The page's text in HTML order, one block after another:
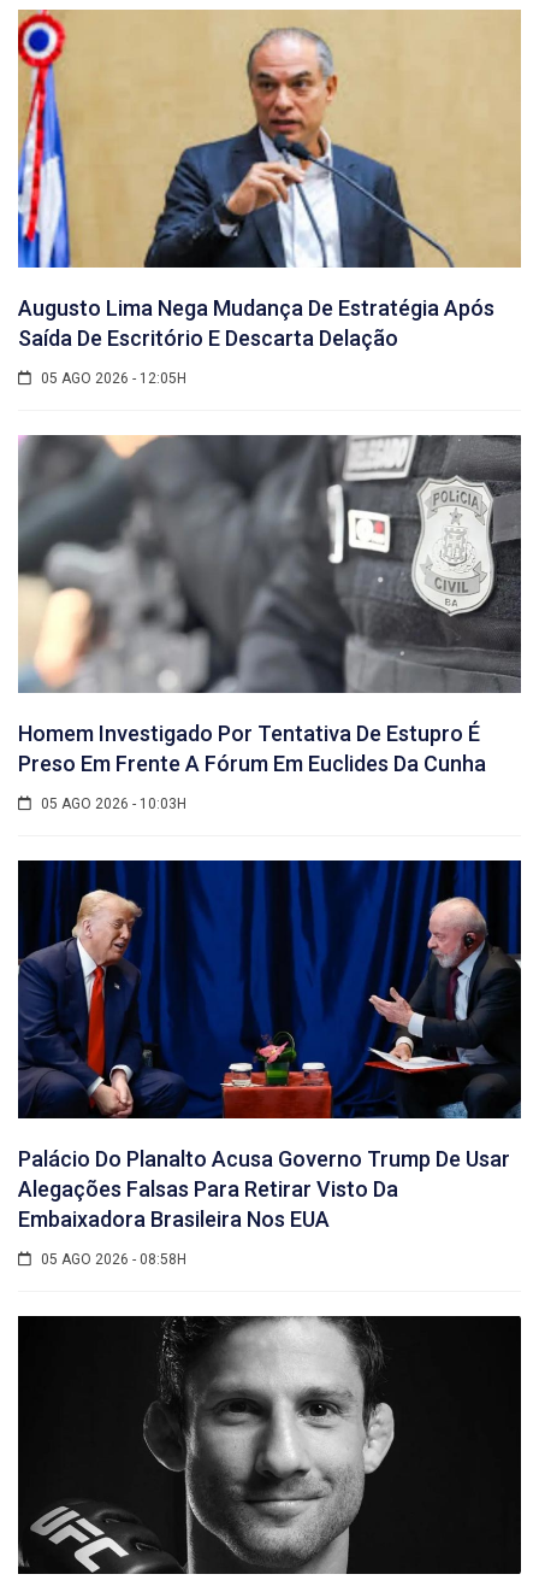
Augusto Lima Nega Mudança De Estratégia Após
Saída De Escritório E Descarta Delação
05 AGO 2026 - 12:05H
Homem Investigado Por Tentativa De Estupro É
Preso Em Frente A Fórum Em Euclides Da Cunha
05 AGO 2026 - 10:03H
Palácio Do Planalto Acusa Governo Trump De Usar
Alegações Falsas Para Retirar Visto Da
Embaixadora Brasileira Nos EUA
05 AGO 2026 - 08:58H